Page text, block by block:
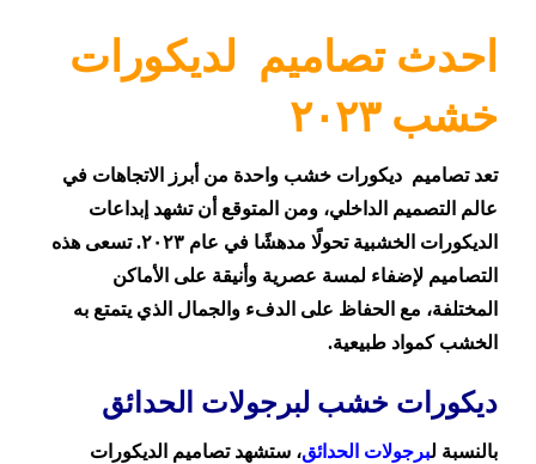
احدث تصاميم لديكورات
خشب ٢٠٢٣
تعد تصاميم ديكورات خشب واحدة من أبرز الاتجاهات في
عالم التصميم الداخلي، ومن المتوقع أن تشهد إبداعات
الديكورات الخشبية تحولًا مدهشًا في عام ٢٠٢٣. تسعى هذه
التصاميم لإضفاء لمسة عصرية وأنيقة على الأماكن
المختلفة، مع الحفاظ على الدفء والجمال الذي يتمتع به
الخشب كمواد طبيعية.
ديكورات خشب لبرجولات الحدائق
بالنسبة لبرجولات الحدائق، ستشهد تصاميم الديكورات